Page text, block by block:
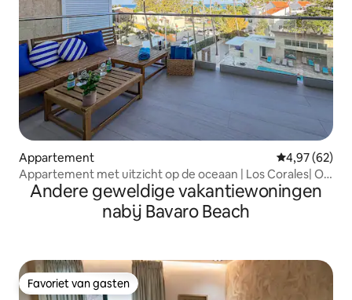
Appartement Gemiddelde
4,97 (62)
Appartement met uitzicht op de oceaan | Los Corales| Op
loopafstand van het strand
Andere geweldige vakantiewoningen
nabij Bavaro Beach
Favoriet van gasten
Favoriet van gasten